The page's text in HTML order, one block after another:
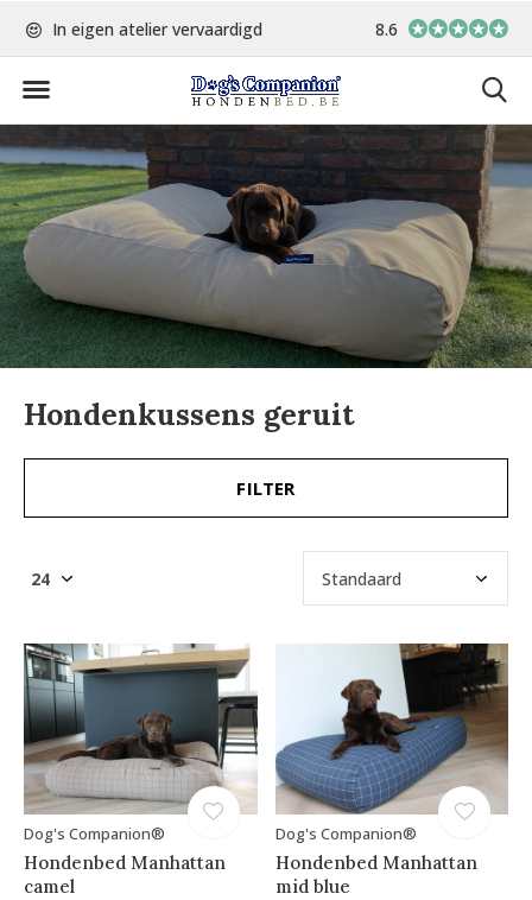
In eigen atelier vervaardigd Op werkdagen voor 15:00
8.6
Hondenkussens geruit
FILTER
Dog's Companion®
Hondenbed Manhattan
camel
Dog's Companion®
Hondenbed Manhattan
mid blue